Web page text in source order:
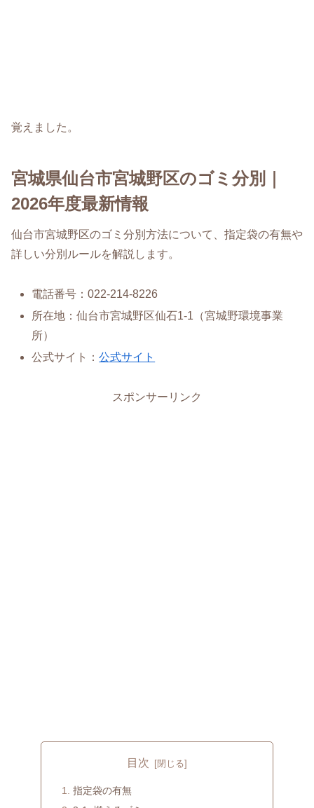
覚えました。
宮城県仙台市宮城野区のゴミ分別｜
2026年度最新情報
仙台市宮城野区のゴミ分別方法について、指定袋の有無や
詳しい分別ルールを解説します。
電話番号：022-214-8226
所在地：仙台市宮城野区仙石1-1（宮城野環境事業
所）
公式サイト：公式サイト
スポンサーリンク
目次
指定袋の有無